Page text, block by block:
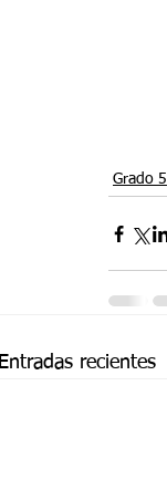
Grado 5
Entradas recientes